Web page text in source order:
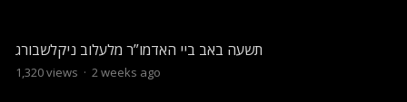
תשעה באב ביי האדמו”ר מלעלוב ניקלשבורג
1,320views · 2 weeks ago